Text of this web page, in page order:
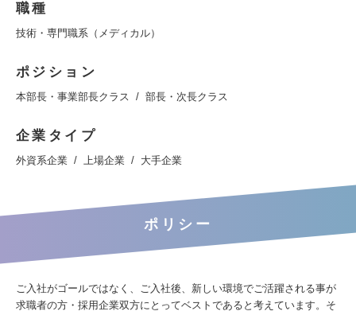
職種
技術・専門職系（メディカル）
ポジション
本部長・事業部長クラス 部長・次長クラス
企業タイプ
外資系企業 上場企業 大手企業
ポリシー
ご入社がゴールではなく、ご入社後、新しい環境でご活躍される事が
求職者の方・採用企業双方にとってベストであると考えています。そ